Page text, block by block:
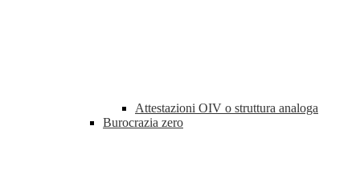
Attestazioni OIV o struttura analoga
Burocrazia zero